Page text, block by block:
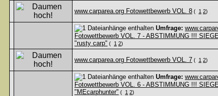
www.carparea.org Fotowettbewerb VOL. 8 ( 1 2)
Umfrage:
Fotowettbewerb VOL. 7 - ABSTIMMUNG !!!
"rusty carp" ( 1 2)
www.carparea.org Fotowettbewerb VOL. 7 ( 1 2)
Umfrage:
Fotowettbewerb VOL. 6 - ABSTIMMUNG !!!
"MEcarphunter" ( 1 2)